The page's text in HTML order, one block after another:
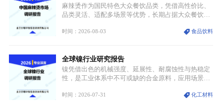
麻辣烫作为国民特色大众餐饮品类，凭借高性价比、
品类灵活、适配多场景等优势，长期占据大众餐饮重
型，叠加消费需求升级、线上流量变革、新零售业态
特点，在消费、创业、政策、技术多重驱动下，依旧
具备强劲的发展活力。
时间：2026-08-03 食品饮料
全球镍行业研究报告
镍凭借出色的机械强度、延展性、耐腐蚀性与热稳定
性，是工业体系中不可或缺的合金原料，应用场景横
用价值难以被替代。依托理化优势，镍被全球主要经
时间：2026-07-31 化工材料